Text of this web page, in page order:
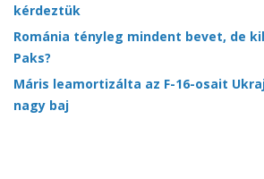
kérdeztük
Románia tényleg mindent bevet, de
Paks?
Máris leamortizálta az F-16-osait
nagy baj